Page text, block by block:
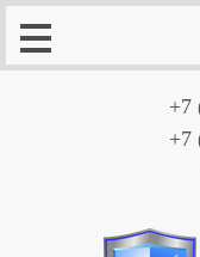
+7
+7